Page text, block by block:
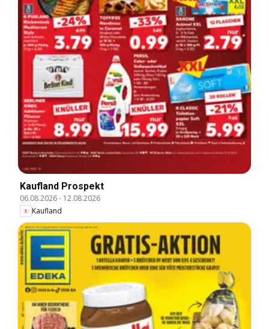
Kaufland Prospekt
06.08.2026- 12.08.2026
Kaufland